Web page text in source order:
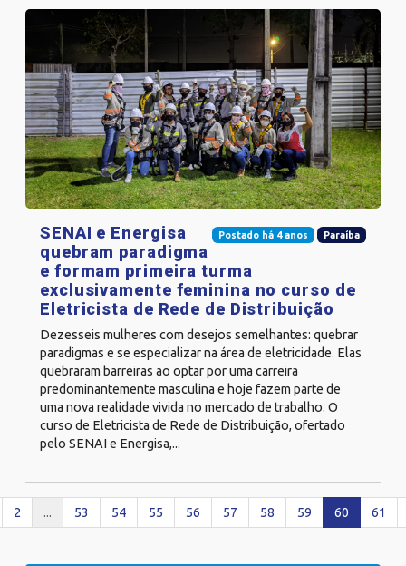
Postado há 4 anos Paraíba
SENAI e Energisa
quebram paradigma
e formam primeira turma
exclusivamente feminina no curso de
Eletricista de Rede de Distribuição
Dezesseis mulheres com desejos semelhantes: quebrar
paradigmas e se especializar na área de eletricidade. Elas
quebraram barreiras ao optar por uma carreira
predominantemente masculina e hoje fazem parte de
uma nova realidade vivida no mercado de trabalho. O
curso de Eletricista de Rede de Distribuição, ofertado
pelo SENAI e Energisa,...
2 ... 53 54 55 56 57 58 59 60 61